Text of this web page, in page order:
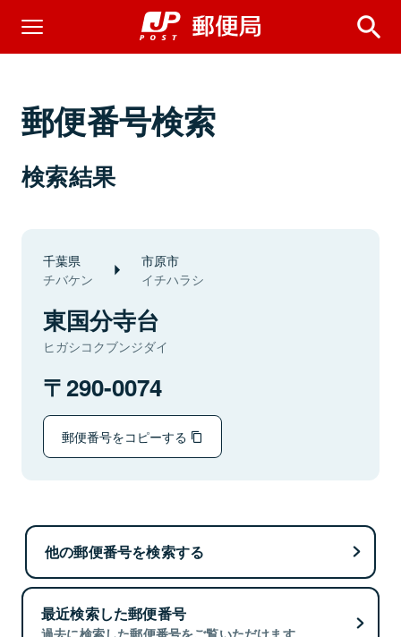
郵便番号検索
検索結果
千葉県
チバケン
市原市
イチハラシ
東国分寺台
ヒガシコクブンジダイ
290-0074
郵便番号をコピーする
他の郵便番号を検索する
最近検索した郵便番号